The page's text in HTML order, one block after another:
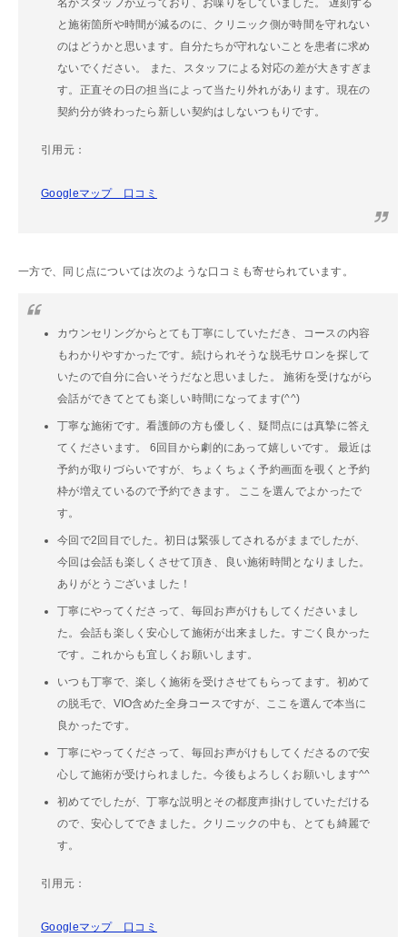
名かスタッフが立っており、お喋りをしていました。 遅刻する
と施術箇所や時間が減るのに、クリニック側が時間を守れない
のはどうかと思います。自分たちが守れないことを患者に求め
ないでください。 また、スタッフによる対応の差が大きすぎま
す。正直その日の担当によって当たり外れがあります。現在の
契約分が終わったら新しい契約はしないつもりです。
引用元：
Googleマップ 口コミ
一方で、同じ点については次のような口コミも寄せられています。
カウンセリングからとても丁寧にしていただき、コースの内容
もわかりやすかったです。続けられそうな脱毛サロンを探して
いたので自分に合いそうだなと思いました。 施術を受けながら
会話ができてとても楽しい時間になってます(^^)
丁寧な施術です。看護師の方も優しく、疑問点には真摯に答え
てくださいます。 6回目から劇的にあって嬉しいです。 最近は
予約が取りづらいですが、ちょくちょく予約画面を覗くと予約
枠が増えているので予約できます。 ここを選んでよかったで
す。
今回で2回目でした。初日は緊張してされるがままでしたが、
今回は会話も楽しくさせて頂き、良い施術時間となりました。
ありがとうございました！
丁寧にやってくださって、毎回お声がけもしてくださいまし
た。会話も楽しく安心して施術が出来ました。すごく良かった
です。これからも宜しくお願いします。
いつも丁寧で、楽しく施術を受けさせてもらってます。初めて
の脱毛で、VIO含めた全身コースですが、ここを選んで本当に
良かったです。
丁寧にやってくださって、毎回お声がけもしてくださるので安
心して施術が受けられました。今後もよろしくお願いします^^
初めてでしたが、丁寧な説明とその都度声掛けしていただける
ので、安心してできました。クリニックの中も、とても綺麗で
す。
引用元：
Googleマップ 口コミ